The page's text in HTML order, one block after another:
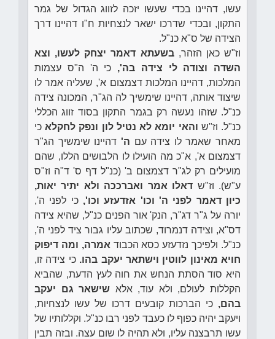
עשו, דהיינו בכדי שעשו יזכה לזווג הגדול של גמר
התקון, ובכדי שדרכו ישאר לנצחיות ח"ו דהיינו דרך
הצידה של ס"א כנ"ל.
וז"ש כאן הזהר,בשעתא דאמר יצחק לעשו, וצא
השדה וצודה לי צידה בה', כי ה' ה"ס עצמות
המלכות, דהיינו המלכות דצמצום א', שעליה אמר לו
שיצוד אותה, דהיינו שימשיך לה הג"ר, המכונה צידה
כנ"ל. שזהו נעשה רק בגמר התקון בסוד זווג הכללי
כנ"ל. וז"ש והאי יומא לא נטיל לון ונפק לחקלאכי
מאחר שאמר לו צידה עם ה' דהיינו שימשיך הג"ר
דצמצום א', א"כ מה הועילו לו הלבושים הללו, שהם
מועילים רק לג"ר דצמצום ב' (כנ"ל דף ס' ד"ה וז"ס
ע"ש). וז"ש דאלו אמר ואברככה ולא יתיר יאות,
כיון דאמר לפני ה' וכו' אזדעזע וכו', כי לפני ה',
יורה על ג"ר דג"ר, הנק' אור הפנים כנ"ל, שהיא צידה
דס"א, וצידה דנמרוד, שכתוב עליו גבור ציד לפני ה',
כנ"ל. ולפיכך נזדעזע כסא הכבוד אמרה, ומה דיפוק
חויא מאינון לווטין וישתאר יעקב בהו. כי צידה זו,
היא סוד הסתת הנחש את חוה לעץ הדעת, שהביא
הקללות לעולם, ולא עוד, אלא שישאר גם יעקב
בהם, כי הברכות קובעים דרכו של עשו לנצחיות,
ויעקב יהיה כפוף לו כעבד לפני רבו כנ"ל. וקללותיו של
עשו תרבצנה עליו, ולא תהיה לו שום עצה. ובזה תבין